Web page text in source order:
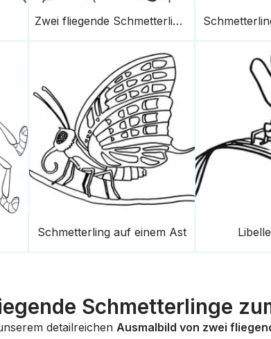
Zwei fliegende Schmetterlinge
Schmetterling auf einem Ast
Schmetterlinge
detailreichen Ausmalbild von zwei